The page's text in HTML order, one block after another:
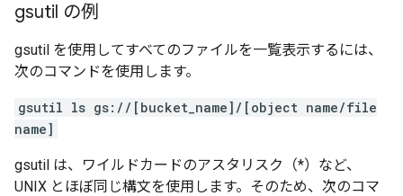
gsutil の例
gsutil を使用してすべてのファイルを一覧表示するには、
次のコマンドを使用します。
gsutil ls gs://[bucket_name]/[object name/file
name]
gsutil は、ワイルドカードのアスタリスク（*）など、
UNIX とほぼ同じ構文を使用します。そのため、次のコマ